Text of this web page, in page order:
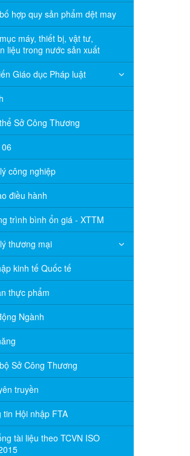
hợp quy sản phẩm dệt may
máy, thiết bị, vật tư,
liệu trong nước sản xuất
Giáo dục Pháp luật
Sở Công Thương
công nghiệp
điều hành
trình bình ổn giá - XTTM
thương mại
kinh tế Quốc tế
thực phẩm
Ngành
Sở Công Thương
truyền
tin Hội nhập FTA
tài liệu theo TCVN ISO